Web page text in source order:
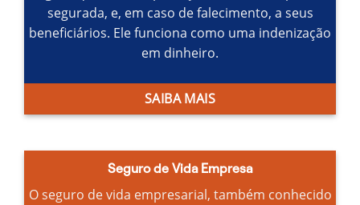
segurada, e, em caso de falecimento, a seus
beneficiários. Ele funciona como uma indenização
em dinheiro.
SAIBA MAIS
Seguro de Vida Empresa
O seguro de vida empresarial, também conhecido